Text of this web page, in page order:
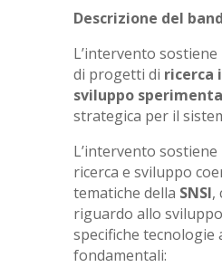
Descrizione del
L’intervento
di progetti di ricerca
sviluppo
strategica per il
L’intervento
ricerca e sviluppo
tematiche della SNSI,
riguardo allo
specifiche tecnologie
fondamentali: